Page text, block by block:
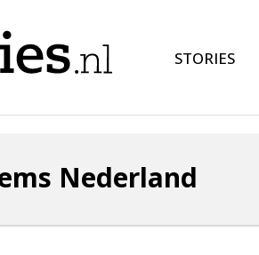
STORIES
Nederland